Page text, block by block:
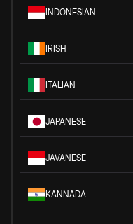
INDONESIAN
IRISH
ITALIAN
JAPANESE
JAVANESE
KANNADA